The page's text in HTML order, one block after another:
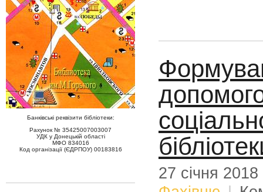
Банківські реквізити бібліотеки:
Рахунок № 35425007003007
УДК у Донецькій області
МФО 834016
Код організації (ЄДРПОУ) 00183816
27 січня 2018